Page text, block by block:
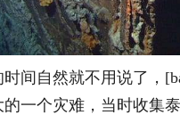
间自然就不用说了，
一个灾难，当时收集